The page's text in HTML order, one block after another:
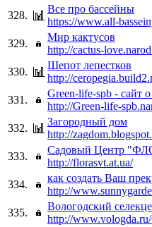
328.
Все про бассейны
https://www.all-
329.
Мир кактусов
http://cactus-
330.
Шепот лепестков
http://
331.
Green-life-spb - сайт
http://Green-life-
332.
Загородный дом
http://
333.
Садовый Центр
http://florasvt.at.ua/
334.
как создать Ваш
http://
335.
Вологодский
http://